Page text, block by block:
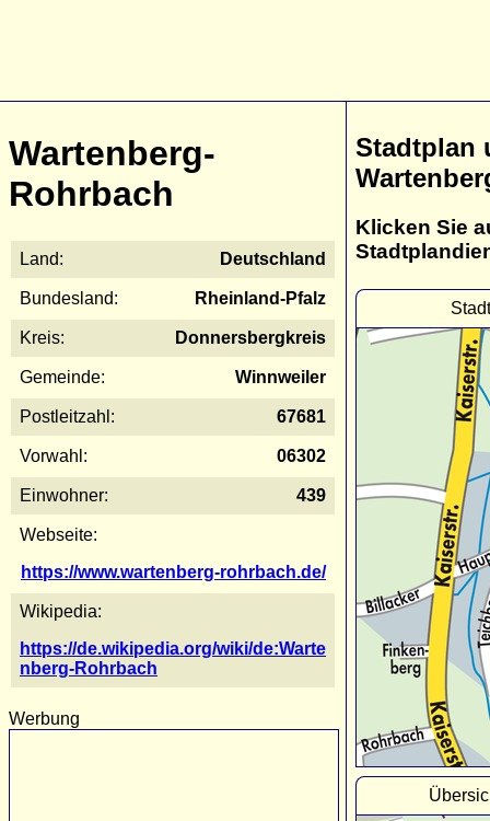
Wartenberg-
Rohrbach
Land: Deutschland
Bundesland: Rheinland-Pfalz
Kreis: Donnersbergkreis
Gemeinde: Winnweiler
Postleitzahl: 67681
Vorwahl: 06302
Einwohner: 439
Webseite:
https://www.wartenberg-rohrbach.de/
Wikipedia:
https://de.wikipedia.org/wiki/de:Warte
nberg-Rohrbach
Werbung
Stadtplan
Klicken Sie